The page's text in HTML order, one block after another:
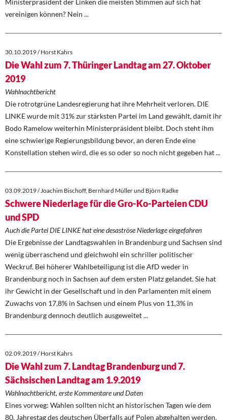
Ministerpräsident der Linken die meisten Stimmen auf sich hat
vereinigen können? Nein ...
30.10.2019 / Horst Kahrs
Die Wahl zum 7. Thüringer Landtag am 27. Oktober
2019
Wahlnachtbericht
Die rotrotgrüne Landesregierung hat ihre Mehrheit verloren. DIE
LINKE wurde mit 31% zur stärksten Partei im Land gewählt, damit ihr
Bodo Ramelow weiterhin Ministerpräsident bleibt. Doch steht ihm
eine schwierige Regierungsbildung bevor, an deren Ende eine
Konstellation stehen wird, die es so oder so noch nicht gegeben hat ...
03.09.2019 / Joachim Bischoff, Bernhard Müller und Björn Radke
Schwere Niederlage für die Gro-Ko-Parteien CDU
und SPD
Auch die Partei DIE LINKE hat eine desaströse Niederlage eingefahren
Die Ergebnisse der Landtagswahlen in Brandenburg und Sachsen sind
wenig überraschend und gleichwohl ein schriller politischer
Weckruf. Bei höherer Wahlbeteiligung ist die AfD weder in
Brandenburg noch in Sachsen auf dem ersten Platz gelandet. Sie hat
ihr Gewicht in der Gesellschaft und in den Parlamenten mit einem
Zuwachs von 17,8% in Sachsen und einem Plus von 11,3% in
Brandenburg dennoch deutlich ausgeweitet ...
02.09.2019 / Horst Kahrs
Die Wahl zum 7. Landtag Brandenburg und 7.
Sächsischen Landtag am 1.9.2019
Wahlnachtbericht, erste Kommentare und Daten
Eines vorweg: Wahlen sollten nicht an historischen Tagen wie dem
80. Jahrestag des deutschen Überfalls auf Polen abgehalten werden.